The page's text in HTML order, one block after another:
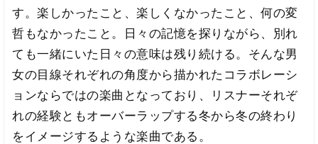
す。楽しかったこと、楽しくなかったこと、何の変
哲もなかったこと。日々の記憶を探りながら、別れ
ても一緒にいた日々の意味は残り続ける。そんな男
女の目線それぞれの角度から描かれたコラボレーシ
ョンならではの楽曲となっており、リスナーそれぞ
れの経験ともオーバーラップする冬から冬の終わり
をイメージするような楽曲である。